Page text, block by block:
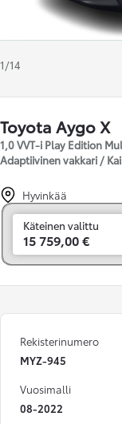
1/14
Toyota Aygo X
1,0 VVT-i Play Edition
Adaptiivinen vakkari /
Hyvinkää
Käteinen valittu
15 759,00 €
Rekisterinumero
MYZ-945
Vuosimalli
08-2022